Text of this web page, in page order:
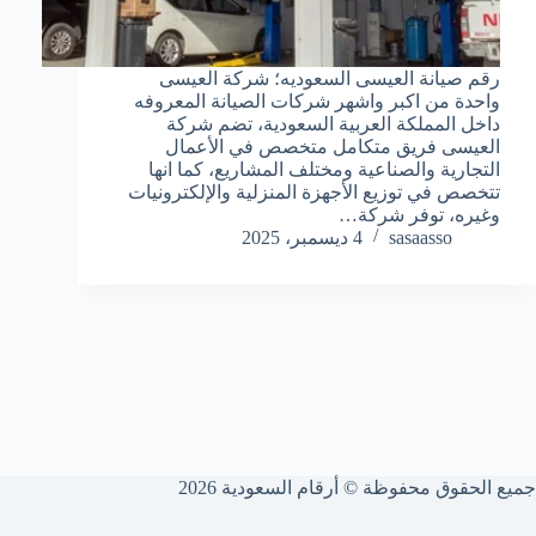
رقم صيانة العيسى السعوديه؛ شركة العيسى
واحدة من اكبر واشهر شركات الصيانة المعروفه
داخل المملكة العربية السعودية، تضم شركة
العيسى فريق متكامل متخصص في الأعمال
التجارية والصناعية ومختلف المشاريع، كما انها
تتخصص في توزيع الأجهزة المنزلية والإلكترونيات
وغيره، توفر شركة…
sasaasso
4 ديسمبر، 2025
جميع الحقوق محفوظة © أرقام السعودية 2026